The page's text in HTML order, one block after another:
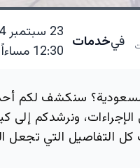
فيخدمات 12:30 مساءاً
سنكشف لكم
ونرشدكم إلى
كل التفاصيل التي